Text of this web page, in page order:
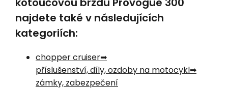
najdete také v následujících
kategoriích:
chopper cruiser
příslušenství, díly, ozdoby na motocykl
zámky, zabezpečení